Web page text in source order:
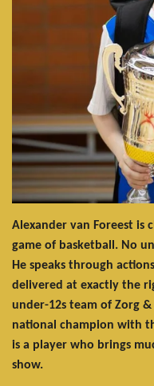
Alexander van Foreest is
game of basketball. No
He speaks through
delivered at exactly the
under-12s team of Zorg
national champion with
is a player who brings
show.